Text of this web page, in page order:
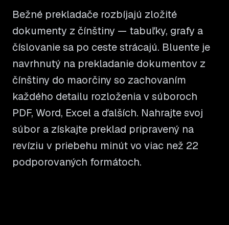
Bežné prekladače rozbíjajú zložité
dokumenty z čínštiny — tabuľky, grafy a
číslovanie sa po ceste strácajú. Bluente je
navrhnutý na prekladanie dokumentov z
čínštiny do maorčiny so zachovaním
každého detailu rozloženia v súboroch
PDF, Word, Excel a ďalších. Nahrajte svoj
súbor a získajte preklad pripravený na
revíziu v priebehu minút vo viac než 22
podporovaných formátoch.